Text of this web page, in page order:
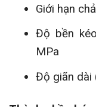
Giới hạn
Độ bền
MPa
Độ giãn dài